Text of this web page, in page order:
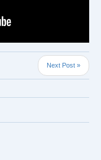
Next Post »